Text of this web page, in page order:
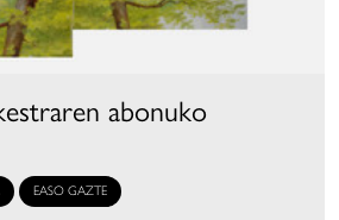
abonuko
EASO GAZTE